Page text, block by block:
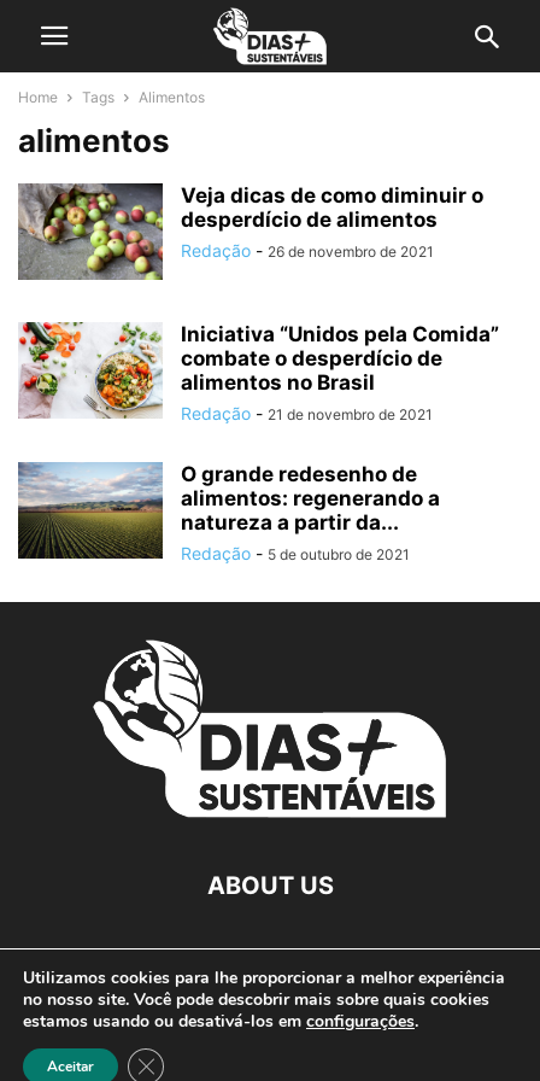
Home Tags Alimentos
alimentos
Veja dicas de como diminuir o
desperdício de alimentos
Redação - 26 de novembro de 2021
Iniciativa “Unidos pela Comida”
combate o desperdício de
alimentos no Brasil
Redação - 21 de novembro de 2021
O grande redesenho de
alimentos: regenerando a
natureza a partir da...
Redação - 5 de outubro de 2021
ABOUT US
FOLLOW US
Utilizamos cookies para lhe proporcionar a melhor experiência
no nosso site. Você pode descobrir mais sobre quais cookies
estamos usando ou desativá-los em configurações.
Aceitar Close GDPR Cookie Banner